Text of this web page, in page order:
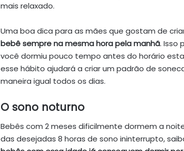
mais relaxado.
Uma boa dica para as mães que gostam de
bebê sempre na mesma hora pela manhã. Isso
você dormiu pouco tempo antes do horário
esse hábito ajudará a criar um padrão de
maneira igual todos os dias.
O sono noturno
Bebês com 2 meses dificilmente dormem a
das desejadas 8 horas de sono ininterrupto,